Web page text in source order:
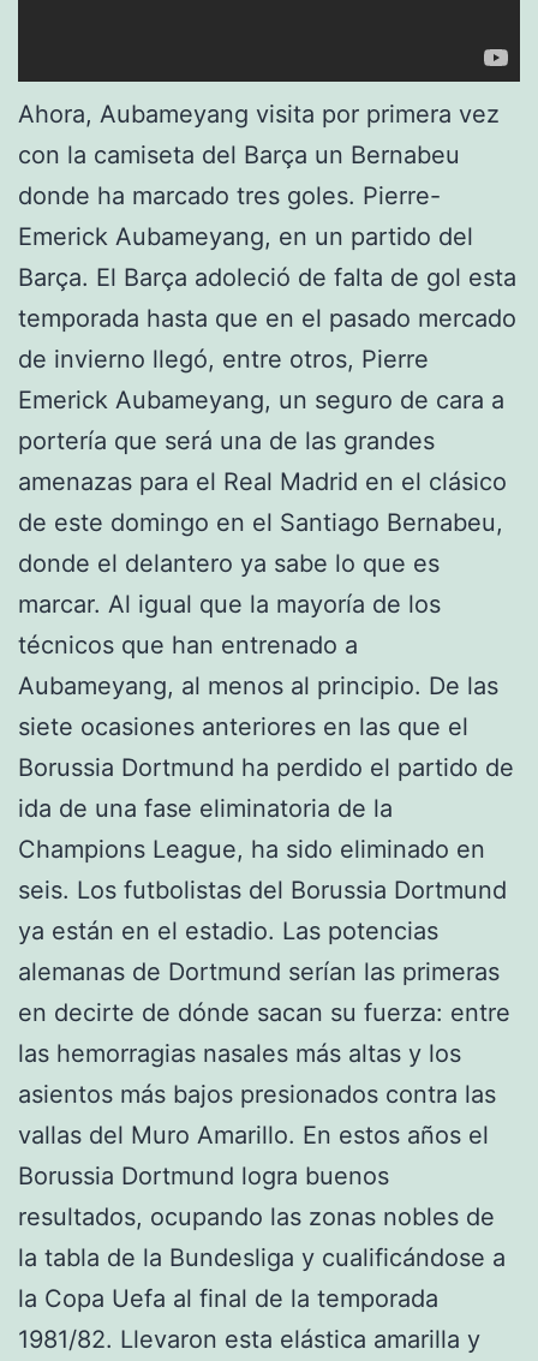
Ahora, Aubameyang visita por primera vez
con la camiseta del Barça un Bernabeu
donde ha marcado tres goles. Pierre-
Emerick Aubameyang, en un partido del
Barça. El Barça adoleció de falta de gol esta
temporada hasta que en el pasado mercado
de invierno llegó, entre otros, Pierre
Emerick Aubameyang, un seguro de cara a
portería que será una de las grandes
amenazas para el Real Madrid en el clásico
de este domingo en el Santiago Bernabeu,
donde el delantero ya sabe lo que es
marcar. Al igual que la mayoría de los
técnicos que han entrenado a
Aubameyang, al menos al principio. De las
siete ocasiones anteriores en las que el
Borussia Dortmund ha perdido el partido de
ida de una fase eliminatoria de la
Champions League, ha sido eliminado en
seis. Los futbolistas del Borussia Dortmund
ya están en el estadio. Las potencias
alemanas de Dortmund serían las primeras
en decirte de dónde sacan su fuerza: entre
las hemorragias nasales más altas y los
asientos más bajos presionados contra las
vallas del Muro Amarillo. En estos años el
Borussia Dortmund logra buenos
resultados, ocupando las zonas nobles de
la tabla de la Bundesliga y cualificándose a
la Copa Uefa al final de la temporada
1981/82. Llevaron esta elástica amarilla y